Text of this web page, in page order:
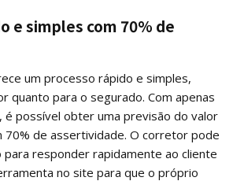
e simples com 70% de
um processo rápido e simples,
quanto para o segurado. Com apenas
é possível obter uma previsão do valor
70% de assertividade. O corretor pode
para responder rapidamente ao cliente
no site para que o próprio